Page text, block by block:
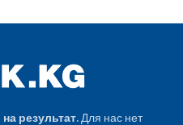
результат.Для нас нет